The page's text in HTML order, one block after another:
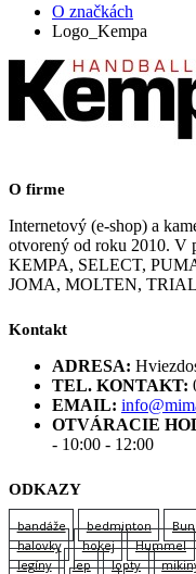
O značkách
Logo_Kempa
O firme
Internetový (e-shop) a
otvorený od roku 2010.
KEMPA, SELECT,
JOMA, MOLTEN,
Kontakt
ADRESA:
TEL. KONTAKT:
EMAIL:
OTVÁRACIE
- 10:00 - 12:00
ODKAZY
bandáže bedminton
halovky
hokej Hummel
legíny
lep lopty